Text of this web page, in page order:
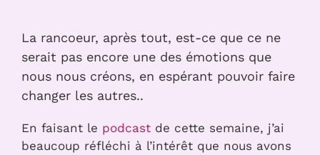
La rancoeur, après tout, est-ce que ce ne
serait pas encore une des émotions que
nous nous créons, en espérant pouvoir faire
changer les autres..
En faisant le podcast de cette semaine, j’ai
beaucoup réfléchi à l’intérêt que nous avons